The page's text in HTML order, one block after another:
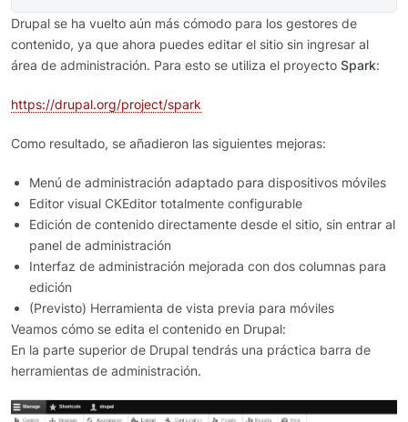
Drupal se ha vuelto aún más cómodo para los gestores de
contenido, ya que ahora puedes editar el sitio sin ingresar al
área de administración. Para esto se utiliza el proyecto Spark:
https://drupal.org/project/spark
Como resultado, se añadieron las siguientes mejoras:
Menú de administración adaptado para dispositivos móviles
Editor visual CKEditor totalmente configurable
Edición de contenido directamente desde el sitio, sin entrar al
panel de administración
Interfaz de administración mejorada con dos columnas para
edición
(Previsto) Herramienta de vista previa para móviles
Veamos cómo se edita el contenido en Drupal:
En la parte superior de Drupal tendrás una práctica barra de
herramientas de administración.